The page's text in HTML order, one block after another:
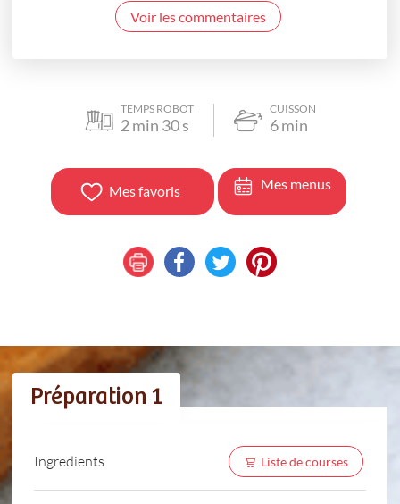
Voir les commentaires
TEMPS ROBOT
2min 30s
CUISSON
6min
Mes favoris Mes menus
Préparation 1
Ingredients Liste de courses